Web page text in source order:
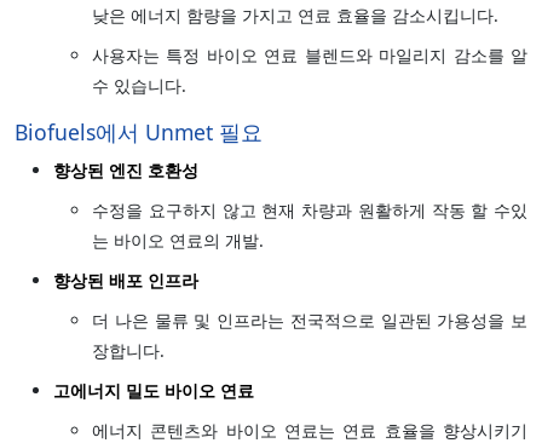
낮은 에너지 함량을 가지고 연료 효율을 감소시킵니다.
사용자는 특정 바이오 연료 블렌드와 마일리지 감소를 알
수 있습니다.
Biofuels에서 Unmet 필요
향상된 엔진 호환성
수정을 요구하지 않고 현재 차량과 원활하게 작동 할 수있
는 바이오 연료의 개발.
향상된 배포 인프라
더 나은 물류 및 인프라는 전국적으로 일관된 가용성을 보
장합니다.
고에너지 밀도 바이오 연료
에너지 콘텐츠와 바이오 연료는 연료 효율을 향상시키기